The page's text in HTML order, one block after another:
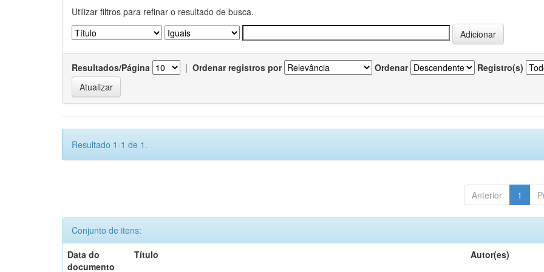
Utilizar filtros para refinar o resultado de busca.
Resultados/Página | Ordenar registros por Ordenar Registro(s)
Resultado 1-1 de 1.
Anterior 1
Conjunto de itens:
Data do
documento
Título Autor(es)